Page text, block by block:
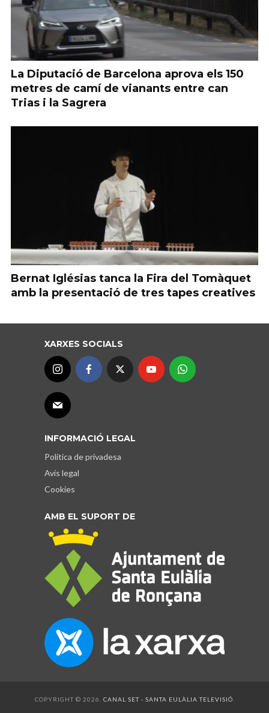
La Diputació de Barcelona aprova els 150
metres de camí de vianants entre can
Trias i la Sagrera
Bernat Iglésias tanca la Fira del Tomàquet
amb la presentació de tres tapes creatives
XARXES SOCIALS
INFORMACIÓ LEGAL
Política de privadesa
Avís legal
Cookies
AMB EL SUPORT DE
COPYRIGHT © 2026. CANAL SET - SANTA EULÀLIA TELEVISIÓ